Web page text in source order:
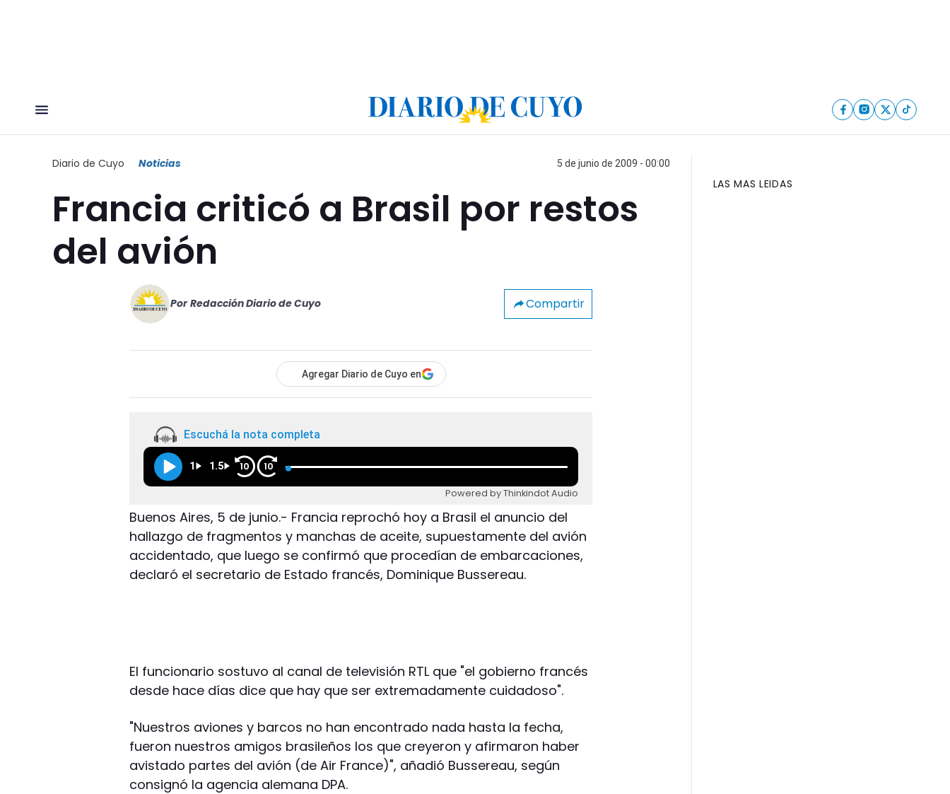
Diario de Cuyo Noticias 5 de junio de 2009 - 00:00
Francia criticó a Brasil por restos
del avión
Por Redacción Diario de Cuyo Compartir
Agregar Diario de Cuyo en
Escuchá la nota completa
1 1.5 10 10
Powered by Thinkindot Audio
Buenos Aires, 5 de junio.- Francia reprochó hoy a Brasil el anuncio del
hallazgo de fragmentos y manchas de aceite, supuestamente del avión
accidentado, que luego se confirmó que procedían de embarcaciones,
declaró el secretario de Estado francés, Dominique Bussereau.
El funcionario sostuvo al canal de televisión RTL que "el gobierno francés
desde hace días dice que hay que ser extremadamente cuidadoso".
"Nuestros aviones y barcos no han encontrado nada hasta la fecha,
fueron nuestros amigos brasileños los que creyeron y afirmaron haber
avistado partes del avión (de Air France)", añadió Bussereau, según
consignó la agencia alemana DPA.
LAS MAS LEIDAS